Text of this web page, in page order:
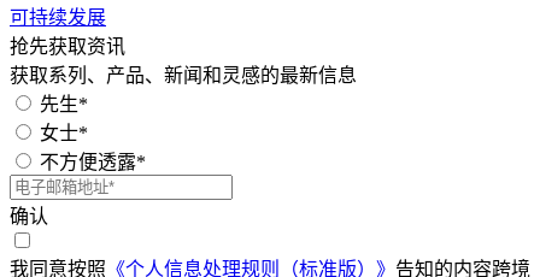
可持续发展
抢先获取资讯
获取系列、产品、新闻和灵感的最新信息
先生*
女士*
不方便透露*
确认
我同意按照 《个人信息处理规则（标准版）》 告知的内容跨境